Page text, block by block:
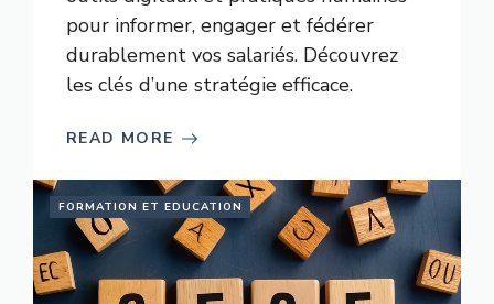
pour informer, engager et fédérer
durablement vos salariés. Découvrez
les clés d’une stratégie efficace.
READ MORE
FORMATION ET EDUCATION